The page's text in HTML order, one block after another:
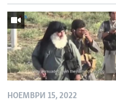
НОЕМВРИ 15, 2022